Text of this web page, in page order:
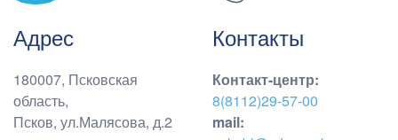
Адрес
180007, Псковская
область,
Псков, ул.Малясова, д.2
Контакты
Контакт-центр:
8(8112)29-57-00
mail: